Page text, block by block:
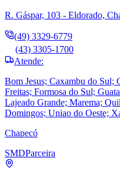
R. Gáspar, 103 - Eldorado,
(49) 3329-6779
(43) 3305-1700
Atende:
Bom Jesus; Caxambu do Sul;
Freitas; Formosa do Sul;
Lajeado Grande; Marema;
Domingos; Uniao do Oeste;
Chapecó
SMDParceira